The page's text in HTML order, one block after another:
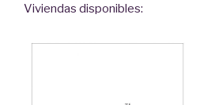
Viviendas disponibles: